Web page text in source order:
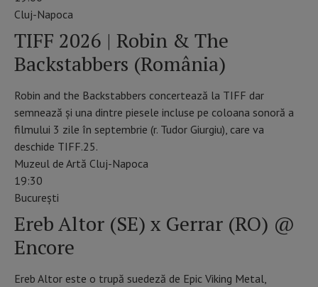
Cluj-Napoca
TIFF 2026 | Robin & The
Backstabbers (România)
Robin and the Backstabbers concertează la TIFF dar
semnează și una dintre piesele incluse pe coloana sonoră a
filmului 3 zile în septembrie (r. Tudor Giurgiu), care va
deschide TIFF.25.
Muzeul de Artă Cluj-Napoca
19:30
Bucureşti
Ereb Altor (SE) x Gerrar (RO) @
Encore
Ereb Altor este o trupă suedeză de Epic Viking Metal,